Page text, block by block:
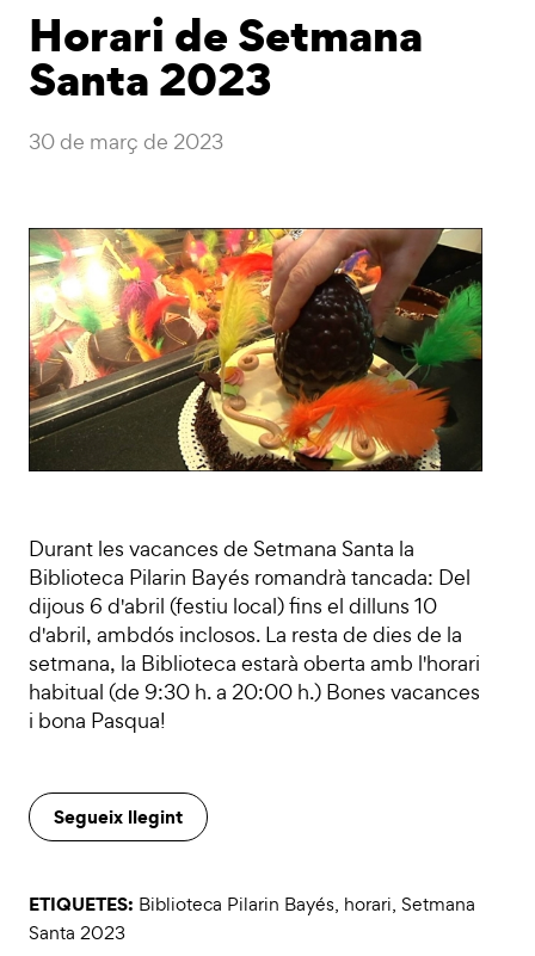
Horari de Setmana
Santa 2023
30 de març de 2023
Durant les vacances de Setmana Santa la
Biblioteca Pilarin Bayés romandrà tancada: Del
dijous 6 d'abril (festiu local) fins el dilluns 10
d'abril, ambdós inclosos. La resta de dies de la
setmana, la Biblioteca estarà oberta amb l'horari
habitual (de 9:30 h. a 20:00 h.) Bones vacances
i bona Pasqua!
Segueix llegint
ETIQUETES: Biblioteca Pilarin Bayés, horari, Setmana
Santa 2023